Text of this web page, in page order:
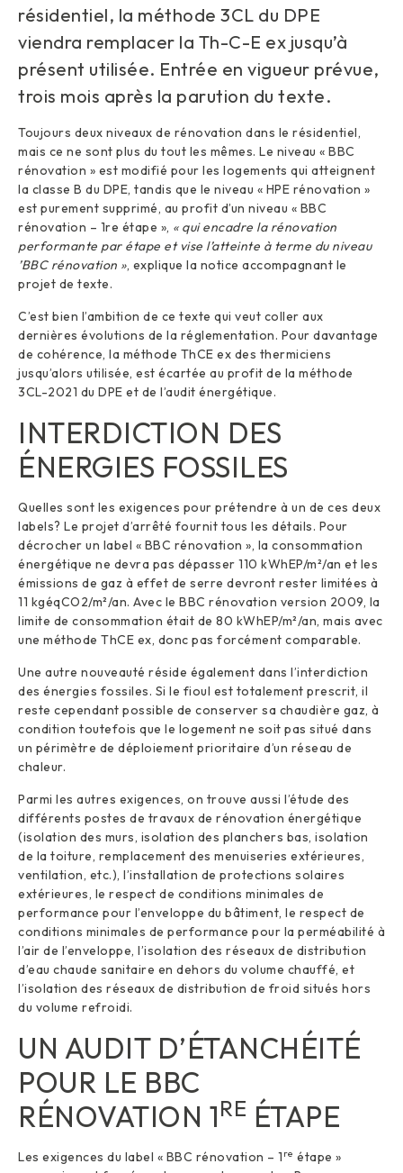
résidentiel, la méthode 3CL du DPE
viendra remplacer la Th-C-E ex jusqu’à
présent utilisée. Entrée en vigueur prévue,
trois mois après la parution du texte.
Toujours deux niveaux de rénovation dans le résidentiel,
mais ce ne sont plus du tout les mêmes. Le niveau « BBC
rénovation » est modifié pour les logements qui atteignent
la classe B du DPE, tandis que le niveau « HPE rénovation »
est purement supprimé, au profit d’un niveau « BBC
rénovation – 1re étape », « qui encadre la rénovation
performante par étape et vise l’atteinte à terme du niveau
’BBC rénovation », explique la notice accompagnant le
projet de texte.
C’est bien l’ambition de ce texte qui veut coller aux
dernières évolutions de la réglementation. Pour davantage
de cohérence, la méthode ThCE ex des thermiciens
jusqu’alors utilisée, est écartée au profit de la méthode
3CL-2021 du DPE et de l’audit énergétique.
INTERDICTION DES
ÉNERGIES FOSSILES
Quelles sont les exigences pour prétendre à un de ces deux
labels? Le projet d’arrêté fournit tous les détails. Pour
décrocher un label « BBC rénovation », la consommation
énergétique ne devra pas dépasser 110 kWhEP/m²/an et les
émissions de gaz à effet de serre devront rester limitées à
11 kgéqCO2/m²/an. Avec le BBC rénovation version 2009, la
limite de consommation était de 80 kWhEP/m²/an, mais avec
une méthode ThCE ex, donc pas forcément comparable.
Une autre nouveauté réside également dans l’interdiction
des énergies fossiles. Si le fioul est totalement prescrit, il
reste cependant possible de conserver sa chaudière gaz, à
condition toutefois que le logement ne soit pas situé dans
un périmètre de déploiement prioritaire d’un réseau de
chaleur.
Parmi les autres exigences, on trouve aussi l’étude des
différents postes de travaux de rénovation énergétique
(isolation des murs, isolation des planchers bas, isolation
de la toiture, remplacement des menuiseries extérieures,
ventilation, etc.), l’installation de protections solaires
extérieures, le respect de conditions minimales de
performance pour l’enveloppe du bâtiment, le respect de
conditions minimales de performance pour la perméabilité à
l’air de l’enveloppe, l’isolation des réseaux de distribution
d’eau chaude sanitaire en dehors du volume chauffé, et
l’isolation des réseaux de distribution de froid situés hors
du volume refroidi.
UN AUDIT D’ÉTANCHÉITÉ
POUR LE BBC
RÉNOVATION 1RE ÉTAPE
Les exigences du label « BBC rénovation – 1 re étape »